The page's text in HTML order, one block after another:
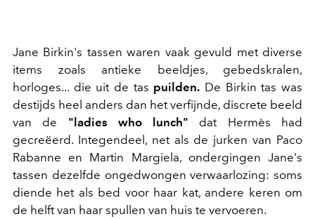
Jane Birkin's tassen waren vaak gevuld met diverse
items zoals antieke beeldjes, gebedskralen,
horloges... die uit de tas puilden. De Birkin tas was
destijds heel anders dan het verfijnde, discrete beeld
van de "ladies who lunch" dat Hermès had
gecreëerd. Integendeel, net als de jurken van Paco
Rabanne en Martin Margiela, ondergingen Jane's
tassen dezelfde ongedwongen verwaarlozing: soms
diende het als bed voor haar kat, andere keren om
de helft van haar spullen van huis te vervoeren.